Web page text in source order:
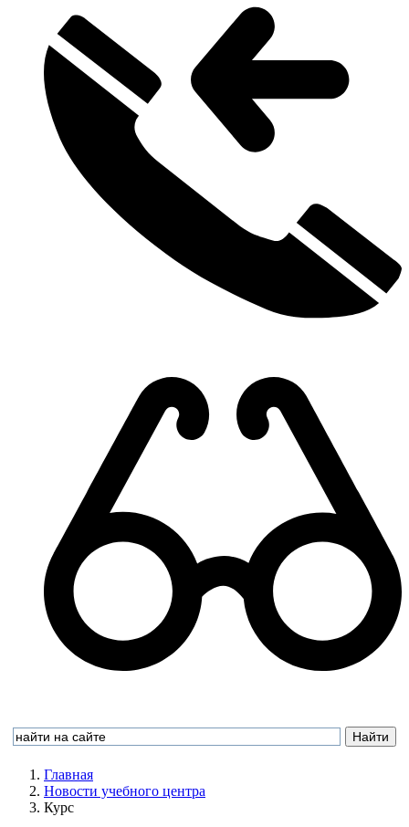
Главная
Новости учебного центра
Курс